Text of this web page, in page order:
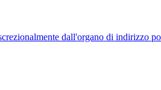
dall'organo di indirizzo